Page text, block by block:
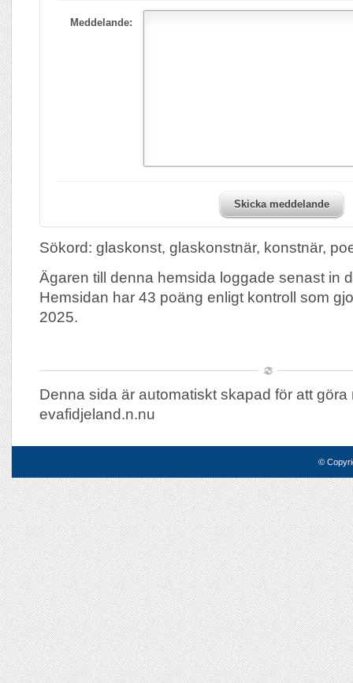
Meddelande:
Skicka meddelande
Sökord: glaskonst, glaskonstnär, konstnär,
Ägaren till denna hemsida loggade senast in
Hemsidan har 43 poäng enligt kontroll som
2025.
Denna sida är automatiskt skapad för att göra
evafidjeland.n.nu
©